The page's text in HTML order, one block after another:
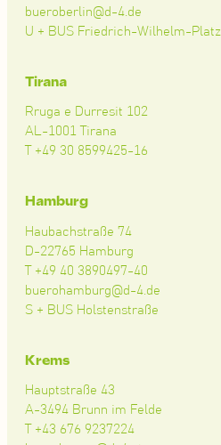
bueroberlin@d-4.de
U + BUS Friedrich-Wilhelm-Platz
Tirana
Rruga e Durresit 102
AL-1001 Tirana
T +49 30 8599425-16
Hamburg
Haubachstraße 74
D-22765 Hamburg
T +49 40 3890497-40
buerohamburg@d-4.de
S + BUS Holstenstraße
Krems
Hauptstraße 43
A-3494 Brunn im Felde
T +43 676 9237224